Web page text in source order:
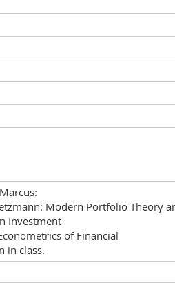
Modern Portfolio Theory
Investment
of Financial
in class.